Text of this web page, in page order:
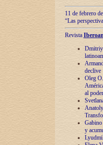
11 de febrero
“Las
Revista
Dmitriy
declive
Oleg
al poder
y